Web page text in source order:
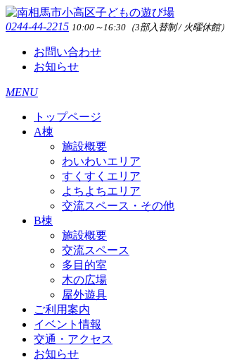
0244-44-2215 10:00～16:30（3部入替制 / 火曜休館）
お問い合わせ
お知らせ
MENU
トップページ
A棟
施設概要
わいわいエリア
すくすくエリア
よちよちエリア
交流スペース・その他
B棟
施設概要
交流スペース
多目的室
木の広場
屋外遊具
ご利用案内
イベント情報
交通・アクセス
お知らせ